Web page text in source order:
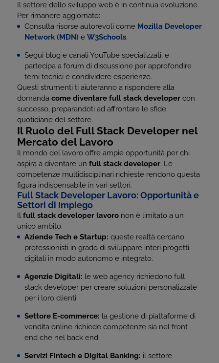
Il settore dello sviluppo web è in continua evoluzione.
Per rimanere aggiornato:
Consulta risorse autorevoli come Mozilla Developer
Network (MDN) e W3Schools.
Segui blog e canali YouTube specializzati, e
partecipa a forum di discussione per approfondire
temi tecnici e condividere esperienze.
Questi strumenti ti aiuteranno a rispondere alla
domanda come diventare full stack developer con
successo, preparandoti ad affrontare le sfide
quotidiane del settore.
Il Ruolo del Full Stack Developer nel
Mercato del Lavoro
Il mondo del lavoro offre ampie opportunità per chi
aspira a diventare un full stack developer. Le
competenze multidisciplinari richieste rendono questa
figura indispensabile in vari settori.
Full Stack Developer Lavoro: Opportunità e
Settori di Impiego
Il full stack developer lavoro non è limitato a un
unico ambito:
Aziende Tech e Startup: queste realtà cercano
professionisti in grado di sviluppare interi progetti
digitali in modo autonomo e integrato.
Agenzie Digitali: le web agency richiedono full
stack developer per creare soluzioni personalizzate
per i loro clienti.
Settore E-commerce: la gestione di piattaforme di
vendita online richiede competenze sia nel front
end che nel back end.
Servizi Fintech e Digital Banking: il settore